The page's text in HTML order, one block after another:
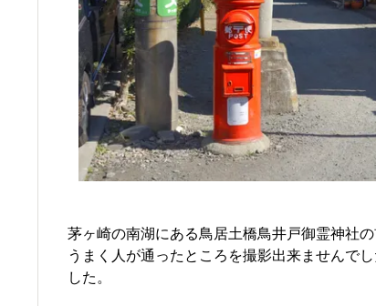
茅ヶ崎の南湖にある鳥居土橋鳥井戸御霊神社の
うまく人が通ったところを撮影出来ませんで
した。